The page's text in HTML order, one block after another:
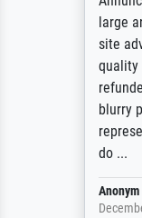
large and
site
quality
refunded
blurry
do ...
Anonym@
December